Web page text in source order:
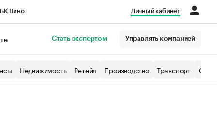
Вино Личный кабинет
Стать экспертом Управлять компанией
Недвижимость Ретейл Производство Транспорт